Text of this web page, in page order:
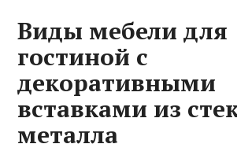
Виды мебели для
гостиной с
декоративными
вставками из
металла